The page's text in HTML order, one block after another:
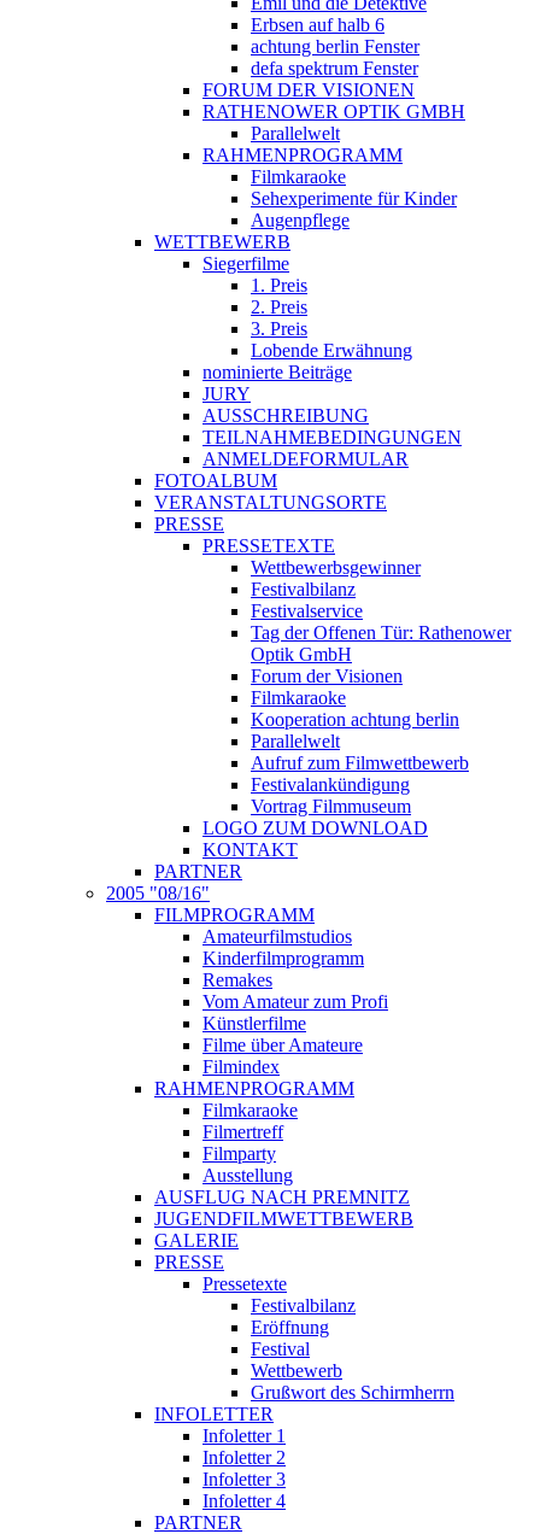
Erbsen auf halb 6
achtung berlin Fenster
defa spektrum Fenster
FORUM DER VISIONEN
RATHENOWER OPTIK GMBH
Parallelwelt
RAHMENPROGRAMM
Filmkaraoke
Sehexperimente für Kinder
Augenpflege
WETTBEWERB
Siegerfilme
1. Preis
2. Preis
3. Preis
Lobende Erwähnung
nominierte Beiträge
JURY
AUSSCHREIBUNG
TEILNAHMEBEDINGUNGEN
ANMELDEFORMULAR
FOTOALBUM
VERANSTALTUNGSORTE
PRESSE
PRESSETEXTE
Wettbewerbsgewinner
Festivalbilanz
Festivalservice
Tag der Offenen Tür: Rathenower
Optik GmbH
Forum der Visionen
Filmkaraoke
Kooperation achtung berlin
Parallelwelt
Aufruf zum Filmwettbewerb
Festivalankündigung
Vortrag Filmmuseum
LOGO ZUM DOWNLOAD
KONTAKT
PARTNER
2005 "08/16"
FILMPROGRAMM
Amateurfilmstudios
Kinderfilmprogramm
Remakes
Vom Amateur zum Profi
Künstlerfilme
Filme über Amateure
Filmindex
RAHMENPROGRAMM
Filmkaraoke
Filmertreff
Filmparty
Ausstellung
AUSFLUG NACH PREMNITZ
JUGENDFILMWETTBEWERB
GALERIE
PRESSE
Pressetexte
Festivalbilanz
Eröffnung
Festival
Wettbewerb
Grußwort des Schirmherrn
INFOLETTER
Infoletter 1
Infoletter 2
Infoletter 3
Infoletter 4
PARTNER